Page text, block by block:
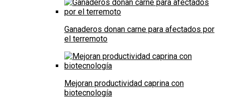
Ganaderos donan carne para afectados por
el terremoto
Mejoran productividad caprina con
biotecnología